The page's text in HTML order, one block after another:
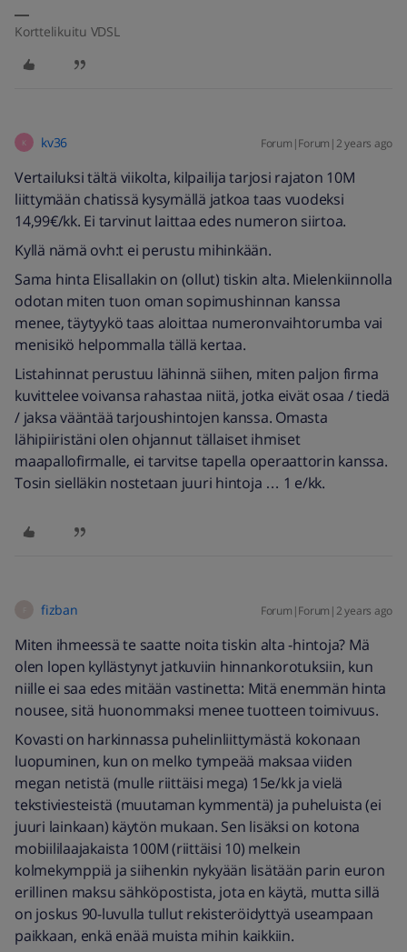
Korttelikuitu VDSL
K kv36 Forum|Forum|2 years ago
Vertailuksi tältä viikolta, kilpailija tarjosi rajaton 10M
liittymään chatissä kysymällä jatkoa taas vuodeksi
14,99€/kk. Ei tarvinut laittaa edes numeron siirtoa.
Kyllä nämä ovh:t ei perustu mihinkään.
Sama hinta Elisallakin on (ollut) tiskin alta. Mielenkiinnolla
odotan miten tuon oman sopimushinnan kanssa
menee, täytyykö taas aloittaa numeronvaihtorumba vai
menisikö helpommalla tällä kertaa.
Listahinnat perustuu lähinnä siihen, miten paljon firma
kuvittelee voivansa rahastaa niitä, jotka eivät osaa / tiedä
/ jaksa vääntää tarjoushintojen kanssa. Omasta
lähipiiristäni olen ohjannut tällaiset ihmiset
maapallofirmalle, ei tarvitse tapella operaattorin kanssa.
Tosin sielläkin nostetaan juuri hintoja … 1 e/kk.
fizban Forum|Forum|2 years ago
Miten ihmeessä te saatte noita tiskin alta -hintoja? Mä
olen lopen kyllästynyt jatkuviin hinnankorotuksiin, kun
niille ei saa edes mitään vastinetta: Mitä enemmän hinta
nousee, sitä huonommaksi menee tuotteen toimivuus.
Kovasti on harkinnassa puhelinliittymästä kokonaan
luopuminen, kun on melko tympeää maksaa viiden
megan netistä (mulle riittäisi mega) 15e/kk ja vielä
tekstiviesteistä (muutaman kymmentä) ja puheluista (ei
juuri lainkaan) käytön mukaan. Sen lisäksi on kotona
mobiililaajakaista 100M (riittäisi 10) melkein
kolmekymppiä ja siihenkin nykyään lisätään parin euron
erillinen maksu sähköpostista, jota en käytä, mutta sillä
on joskus 90-luvulla tullut rekisteröidyttyä useampaan
paikkaan, enkä enää muista mihin kaikkiin.